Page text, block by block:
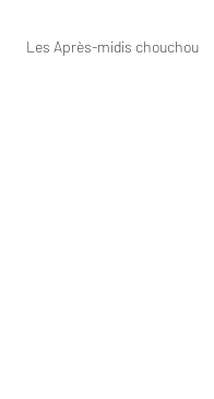
Les Après-midis chouchou